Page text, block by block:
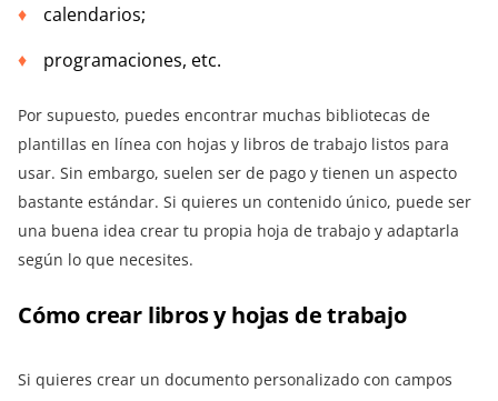
calendarios;
programaciones, etc.
Por supuesto, puedes encontrar muchas bibliotecas de
plantillas en línea con hojas y libros de trabajo listos para
usar. Sin embargo, suelen ser de pago y tienen un aspecto
bastante estándar. Si quieres un contenido único, puede ser
una buena idea crear tu propia hoja de trabajo y adaptarla
según lo que necesites.
Cómo crear libros y hojas de trabajo
Si quieres crear un documento personalizado con campos